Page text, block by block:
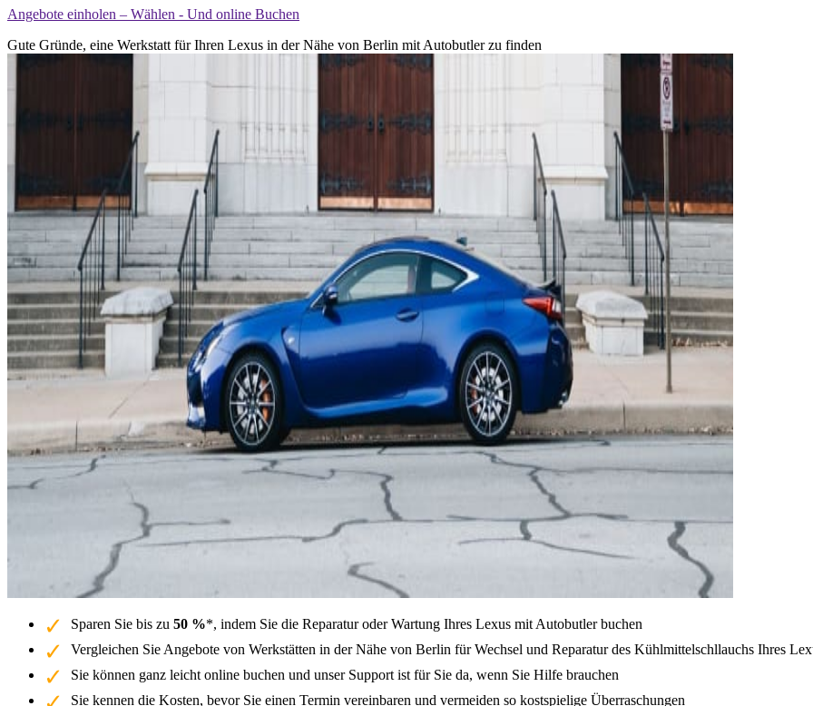
Angebote einholen – Wählen - Und online Buchen
Gute Gründe, eine Werkstatt für Ihren Lexus in der Nähe von Berlin mit Autobutler zu finden
Sparen Sie bis zu 50 %*, indem Sie die Reparatur oder Wartung Ihres Lexus mit Autobutler buchen
Vergleichen Sie Angebote von Werkstätten in der Nähe von Berlin für Wechsel und Reparatur des Kühlmittelschllauchs Ihres
Sie können ganz leicht online buchen und unser Support ist für Sie da, wenn Sie Hilfe brauchen
Sie kennen die Kosten, bevor Sie einen Termin vereinbaren und vermeiden so kostspielige Überraschungen